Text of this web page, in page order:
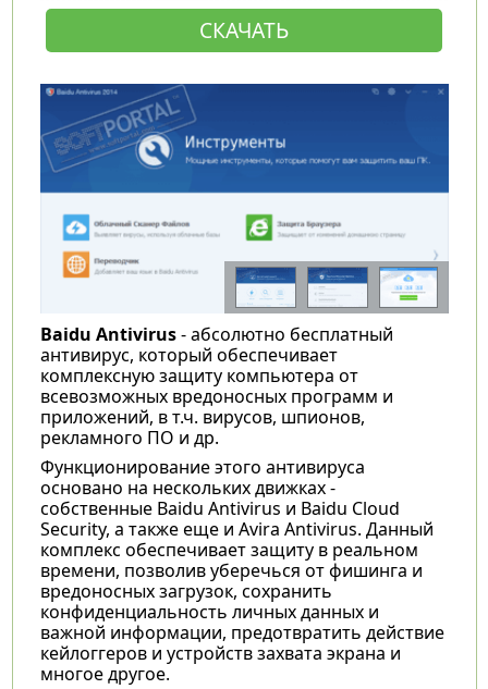
СКАЧАТЬ
Baidu Antivirus- абсолютно бесплатный
антивирус, который обеспечивает
комплексную защиту компьютера от
всевозможных вредоносных программ и
приложений, в т.ч. вирусов, шпионов,
рекламного ПО и др.
Функционирование этого антивируса
основано на нескольких движках -
собственные Baidu Antivirus и Baidu Cloud
Security, а также еще и Avira Antivirus. Данный
комплекс обеспечивает защиту в реальном
времени, позволив уберечься от фишинга и
вредоносных загрузок, сохранить
конфиденциальность личных данных и
важной информации, предотвратить действие
кейлоггеров и устройств захвата экрана и
многое другое.